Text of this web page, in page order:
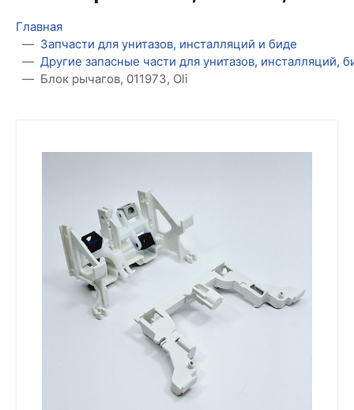
Главная
Запчасти для унитазов, инсталляций и биде
Другие запасные части для унитазов, инсталляций,
Блок рычагов, 011973, Oli